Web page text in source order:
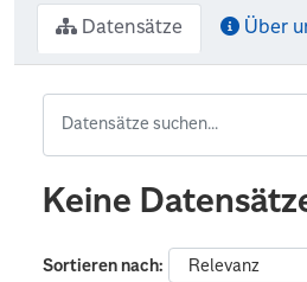
Datensätze Über
Keine
Sortieren nach